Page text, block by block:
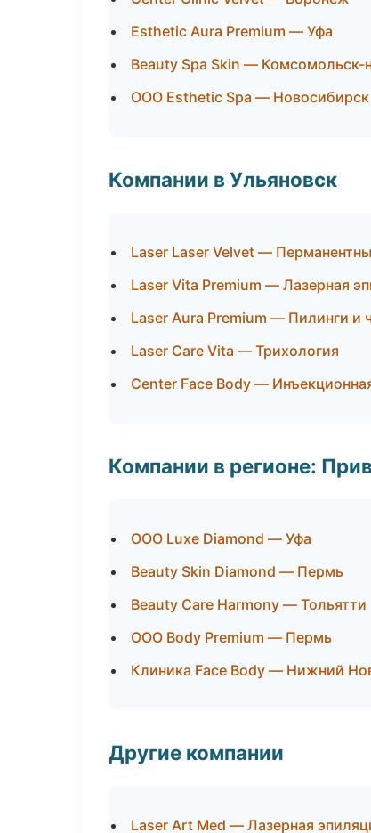
Esthetic Aura Premium — Уфа
Beauty Spa Skin — Комсомольск-
ООО Esthetic Spa — Новосибирск
Компании в Ульяновск
Laser Laser Velvet —
Laser Vita Premium — Лазерная
Laser Aura Premium — Пилинги и
Laser Care Vita — Трихология
Center Face Body —
Компании в регионе:
ООО Luxe Diamond — Уфа
Beauty Skin Diamond — Пермь
Beauty Care Harmony — Тольятти
ООО Body Premium — Пермь
Клиника Face Body — Нижний
Другие компании
Laser Art Med — Лазерная